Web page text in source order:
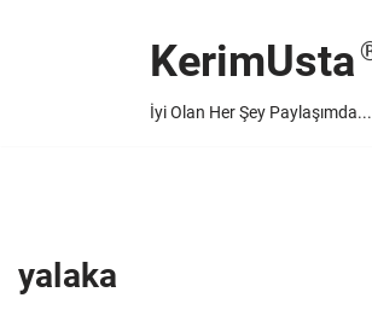
KerimUsta
İyi Olan Her Şey Paylaşımda...
yalaka